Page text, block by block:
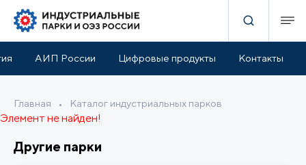
АИП России Цифровые продукты Контакты
Главная • Каталог индустриальных парков
Элемент не найден!
Другие парки